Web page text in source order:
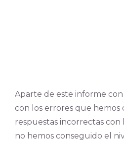
Aparte de este informe
con los errores que hemos
respuestas incorrectas con
no hemos conseguido el